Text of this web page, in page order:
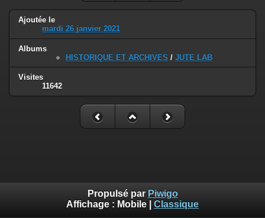
Ajoutée le
mardi 26 janvier 2021
Albums
HISTORIQUE ET ARCHIVES / JUTE LAB
Visites
11642
Propulsé par Piwigo
Affichage : Mobile Classique